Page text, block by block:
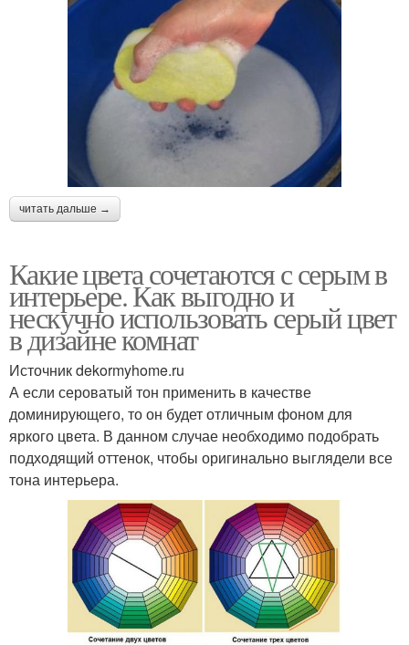
читать дальше →
Какие цвета сочетаются с серым в
интерьере. Как выгодно и
нескучно использовать серый цвет
в дизайне комнат
Источник dekormyhome.ru
А если сероватый тон применить в качестве
доминирующего, то он будет отличным фоном для
яркого цвета. В данном случае необходимо подобрать
подходящий оттенок, чтобы оригинально выглядели все
тона интерьера.